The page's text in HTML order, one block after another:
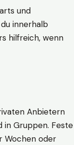
und
innerhalb
hilfreich, wenn
Anbietern
in Gruppen. Feste
Wochen oder